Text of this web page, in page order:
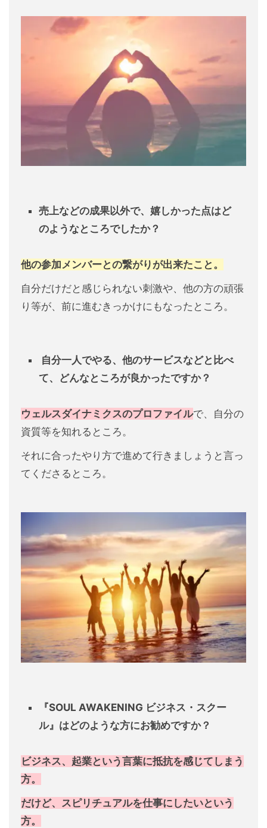
売上などの成果以外で、 嬉しかった点はど
のようなところでしたか？
他の参加メンバーとの繋がりが出来たこと。
自分だけだと感じられない刺激や、他の方の頑張
り等が、前に進むきっかけにもなったところ。
自分一人でやる、 他のサービスなどと比べ
て、 どんなところが良かったですか？
ウェルスダイナミクスのプロファイルで、自分の
資質等を知れるところ。
それに合ったやり方で進めて行きましょうと言っ
てくださるところ。
『SOUL AWAKENING ビジネス・スクー
ル』はどのような方にお勧めですか？
ビジネス、起業という言葉に抵抗を感じてしまう
方。
だけど、スピリチュアルを仕事にしたいという
方。